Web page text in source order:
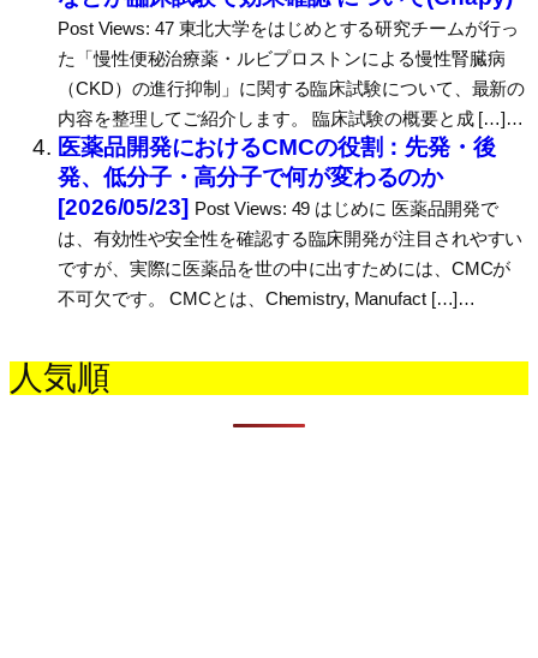
Post Views: 47 東北大学をはじめとする研究チームが行っ
た「慢性便秘治療薬・ルビプロストンによる慢性腎臓病
（CKD）の進行抑制」に関する臨床試験について、最新の
内容を整理してご紹介します。 臨床試験の概要と成 […]…
医薬品開発におけるCMCの役割：先発・後
発、低分子・高分子で何が変わるのか
[2026/05/23] Post Views: 49 はじめに 医薬品開発で
は、有効性や安全性を確認する臨床開発が注目されやすい
ですが、実際に医薬品を世の中に出すためには、CMCが
不可欠です。 CMCとは、Chemistry, Manufact […]…
人気順